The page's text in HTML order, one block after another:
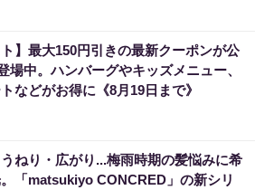
ト】最大150円引きの最新クーポンが公
場中。ハンバーグやキッズメニュー、
などがお得に《8月19日まで》
うねり・広がり...梅雨時期の髪悩みに希
「matsukiyo CONCRED」の新シリ